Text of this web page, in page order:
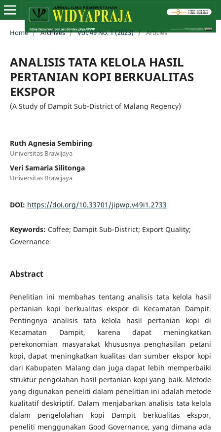
Home / Archives / Vol. 49 No. 1 (2023) / Articles
ANALISIS TATA KELOLA HASIL
PERTANIAN KOPI BERKUALITAS
EKSPOR
(A Study of Dampit Sub-District of Malang Regency)
Ruth Agnesia Sembiring
Universitas Brawijaya
Veri Samaria Silitonga
Universitas Brawijaya
DOI: https://doi.org/10.33701/jipwp.v49i1.2733
Keywords: Coffee; Dampit Sub-District; Export Quality;
Governance
Abstract
Penelitian ini membahas tentang analisis tata kelola hasil
pertanian kopi berkualitas ekspor di Kecamatan Dampit.
Pentingnya analisis tata kelola hasil pertanian kopi di
Kecamatan Dampit, karena dapat meningkatkan
perekonomian masyarakat khususnya penghasilan petani
kopi, dapat meningkatkan kualitas dan sumber ekspor kopi
dari Kabupaten Malang dan juga dapat lebih memperbaiki
struktur pengolahan hasil pertanian kopi yang baik. Metode
yang digunakan peneliti dalam penelitian ini adalah metode
kualitatif deskriptif. Dalam menjabarkan analisis tata kelola
dalam pengelolahan kopi Dampit berkualitas ekspor,
peneliti menggunakan Good Governance, yang dimana ada